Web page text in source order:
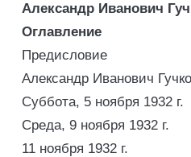
Александр Иванович
Оглавление
Предисловие
Александр Иванович
Суббота, 5 ноября 1932 г.
Среда, 9 ноября 1932 г.
11 ноября 1932 г.